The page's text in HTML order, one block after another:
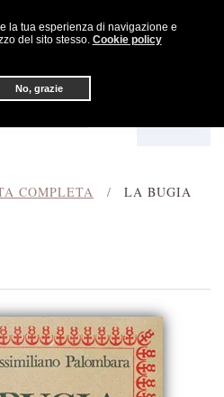
la tua esperienza di navigazione e
del sito stesso. Cookie policy
No, grazie
COMPLETA LA BUGIA